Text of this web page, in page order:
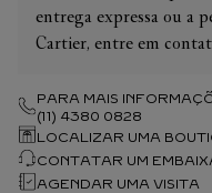
entrega expressa ou a
Cartier, entre em
PARA MAIS
(11) 4380 0828
LOCALIZAR UMA
CONTATAR UM
AGENDAR UMA VISITA